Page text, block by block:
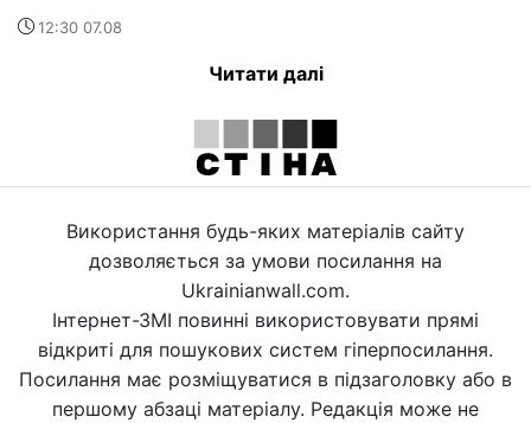
12:30 07.08
Читати далі
Використання будь-яких матеріалів сайту
дозволяється за умови посилання на
Ukrainianwall.com.
Інтернет-ЗМІ повинні використовувати прямі
відкриті для пошукових систем гіперпосилання.
Посилання має розміщуватися в підзаголовку або в
першому абзаці матеріалу. Редакція може не